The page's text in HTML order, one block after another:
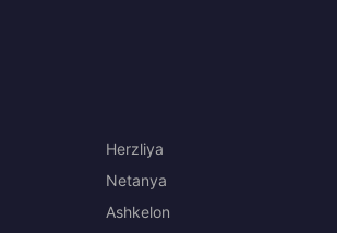
Herzliya
Netanya
Ashkelon